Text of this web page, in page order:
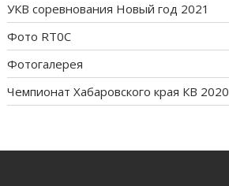
УКВ соревнования Новый год 2021
Фото RT0C
Фотогалерея
Чемпионат Хабаровского края КВ 2020